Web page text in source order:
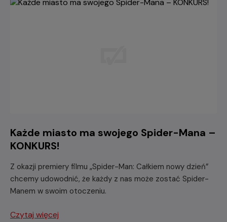
Każde miasto ma swojego Spider-Mana –
KONKURS!
Z okazji premiery filmu „Spider-Man: Całkiem nowy dzień”
chcemy udowodnić, że każdy z nas może zostać Spider-
Manem w swoim otoczeniu.
Czytaj więcej